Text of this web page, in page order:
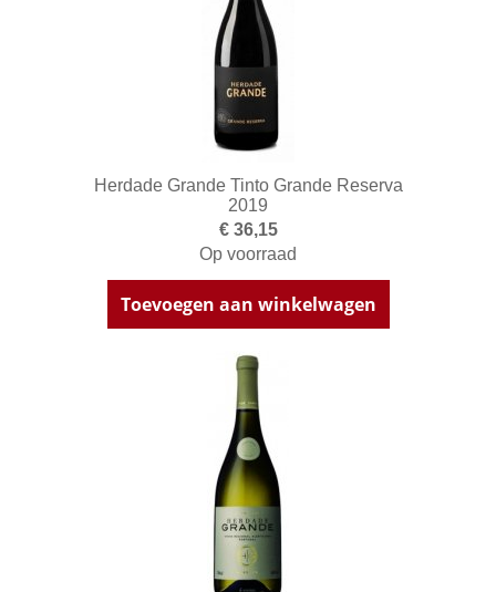
Herdade Grande Tinto Grande Reserva
2019
€ 36,15
Op voorraad
Toevoegen aan winkelwagen